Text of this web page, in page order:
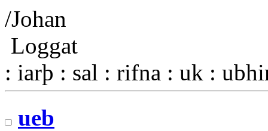
/Johan
Loggat
: iarþ : sal : rifna : uk :
ueb